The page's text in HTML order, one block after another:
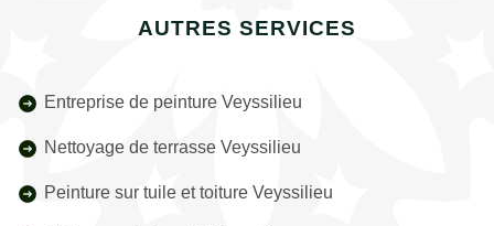
AUTRES SERVICES
Entreprise de peinture Veyssilieu
Nettoyage de terrasse Veyssilieu
Peinture sur tuile et toiture Veyssilieu